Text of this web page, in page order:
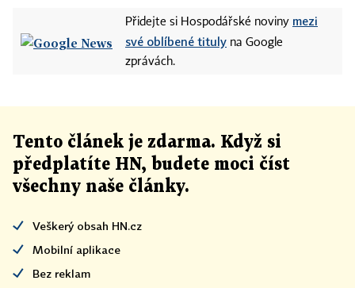
Přidejte si Hospodářské noviny mezi
své oblíbené tituly na Google
zprávách.
Tento článek je zdarma. Když si
předplatíte HN, budete moci číst
všechny naše články.
Veškerý obsah HN.cz
Mobilní aplikace
Bez reklam